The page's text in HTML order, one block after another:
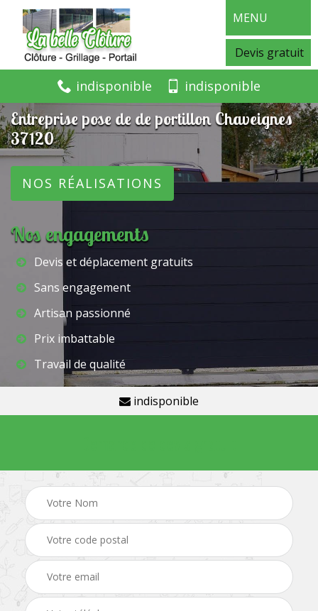
MENU
Devis gratuit
indisponible indisponible
Entreprise pose de de portillon Chaveignes
37120
NOS RÉALISATIONS
Nos engagements
Devis et déplacement gratuits
Sans engagement
Artisan passionné
Prix imbattable
Travail de qualité
indisponible